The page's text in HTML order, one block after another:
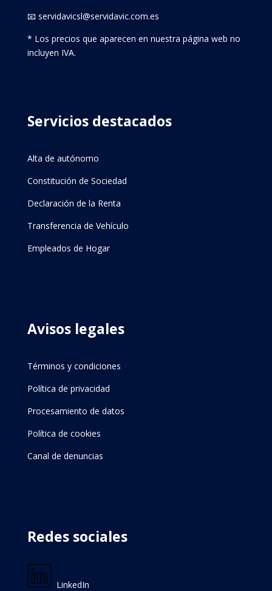
📧 servidavicsl@servidavic.com.es
* Los precios que aparecen en nuestra página web no
incluyen IVA.
Servicios destacados
Alta de autónomo
Constitución de Sociedad
Declaración de la Renta
Transferencia de Vehículo
Empleados de Hogar
Avisos legales
Términos y condiciones
Política de privacidad
Procesamiento de datos
Política de cookies
Canal de denuncias
Redes sociales
LinkedIn